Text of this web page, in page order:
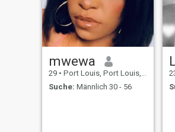
mwewa
29 • Port Louis, Port Louis, Mauritius
Suche: Männlich 30 - 56